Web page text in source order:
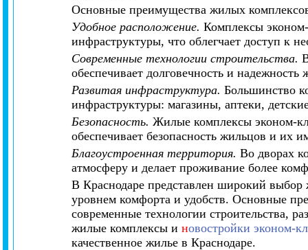
Основные преимущества жилых
Удобное расположение. Комплексы
инфраструктуры, что облегчает доступ к
Современные технологии строительства.
обеспечивает долговечность и надежность
Развитая инфраструктура. Большинство
инфраструктуры: магазины, аптеки,
Безопасность.Жилые комплексы эконом-
обеспечивает безопасность жильцов и их
Благоустроенная территория. Во дворах
атмосферу и делает проживание более
В Краснодаре представлен широкий
уровнем комфорта и удобств. Основные
современные технологии строительства,
жилые комплексы иновостройки эконом-
качественное жилье в Краснодаре.